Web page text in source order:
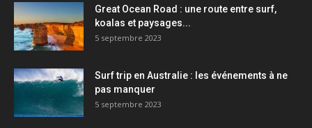
Great Ocean Road : une route entre surf,
koalas et paysages...
5 septembre 2023
Surf trip en Australie : les événements à ne
pas manquer
5 septembre 2023